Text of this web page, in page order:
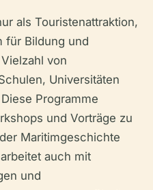
als Touristenattraktion,
für Bildung und
von
Universitäten
Programme
und Vorträge zu
Maritimgeschichte
auch mit
und